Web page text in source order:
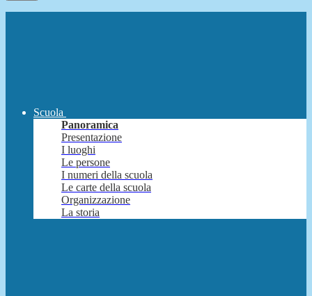
Scuola
Panoramica
Presentazione
I luoghi
Le persone
I numeri della scuola
Le carte della scuola
Organizzazione
La storia